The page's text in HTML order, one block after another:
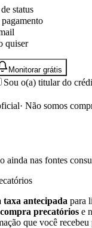
status
quiser
Monitorar grátis
Sou o(a) titular do
· Não somos
ainda nas fontes
antecipada para
precatórios e
que você